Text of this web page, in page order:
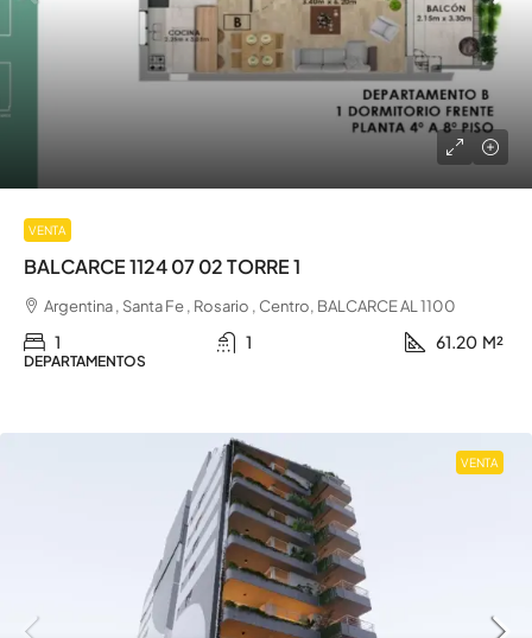
VENTA
BALCARCE 1124 07 02 TORRE 1
Argentina , Santa Fe , Rosario , Centro, BALCARCE AL 1100
1 1 61.20 M²
DEPARTAMENTOS
VENTA